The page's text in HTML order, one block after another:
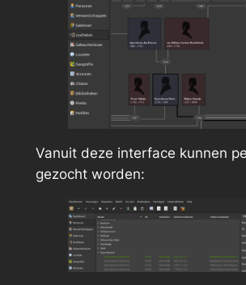
Vanuit deze interface kunnen
gezocht worden: